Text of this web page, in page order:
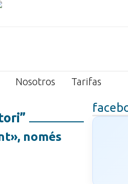
Nosotros Tarifas
només